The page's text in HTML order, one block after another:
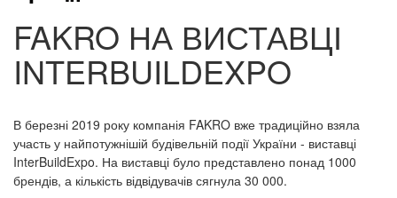
FAKRO НА ВИСТАВЦІ
INTERBUILDEXPO
В березні 2019 року компанія FAKRO вже традиційно взяла
участь у найпотужнішій будівельній події України - виставці
InterBuildExpo. На виставці було представлено понад 1000
брендів, а кількість відвідувачів сягнула 30 000.